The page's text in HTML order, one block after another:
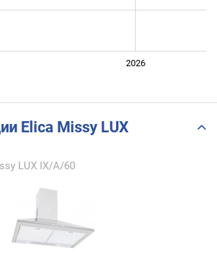
2026
Elica Missy LUX
LUX IX/A/60